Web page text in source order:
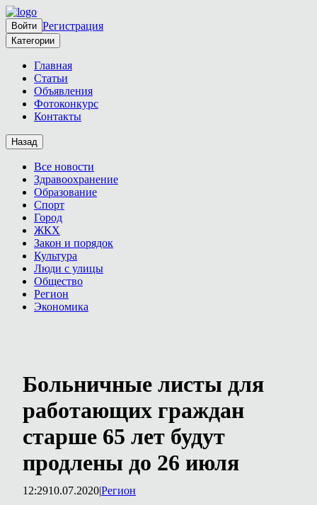
Войти Регистрация
Категории
Главная
Статьи
Объявления
Фотоконкурс
Контакты
Назад
Все новости
Здравоохранение
Образование
Спорт
Город
ЖКХ
Закон и порядок
Культура
Люди с улицы
Общество
Регион
Экономика
Больничные листы для
работающих граждан
старше 65 лет будут
продлены до 26 июля
12:2910.07.2020|Регион